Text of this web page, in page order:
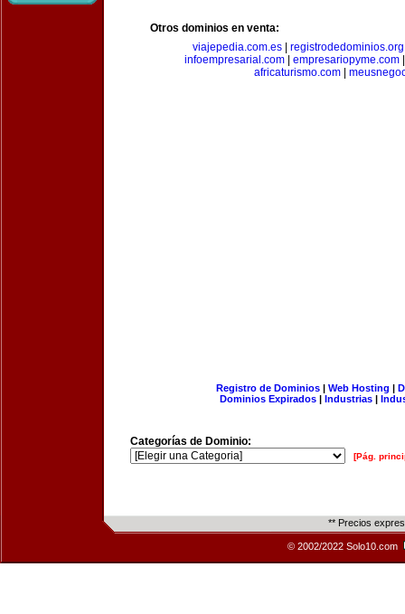
Otros dominios en venta:
viajepedia.com.es| registrodedominios.org
infoempresarial.com| empresariopyme.com
africaturismo.com|
Registro de Dominios| Web Hosting |
Dominios Expirados | Industrias |
Categorías de Dominio:
[Pág.
** Precios
© 2002/2022 Solo10.com